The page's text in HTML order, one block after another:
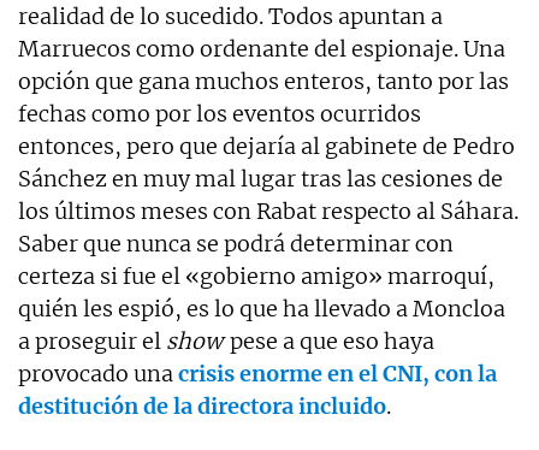
realidad de lo sucedido. Todos apuntan a
Marruecos como ordenante del espionaje. Una
opción que gana muchos enteros, tanto por las
fechas como por los eventos ocurridos
entonces, pero que dejaría al gabinete de Pedro
Sánchez en muy mal lugar tras las cesiones de
los últimos meses con Rabat respecto al Sáhara.
Saber que nunca se podrá determinar con
certeza si fue el «gobierno amigo» marroquí,
quién les espió, es lo que ha llevado a Moncloa
a proseguir el showpese a que eso haya
provocado unacrisis enorme en el CNI, con la
destitución de la directora incluido.